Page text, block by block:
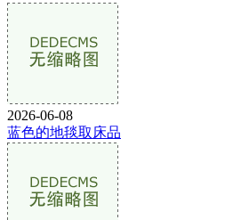
2026-06-08
蓝色的地毯取床品